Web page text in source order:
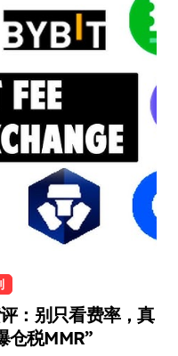
：别只看费率，真
仓税MMR”